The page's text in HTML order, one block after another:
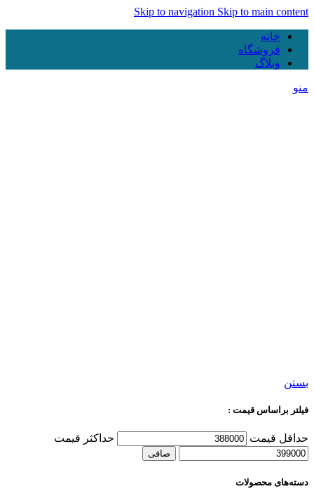
Skip to navigation Skip to main content
خانه
فروشگاه
وبلاگ
منو
بستن
فیلتر براساس قیمت :
حداقل قیمت حداكثر قيمت
صافی
دسته‌های محصولات